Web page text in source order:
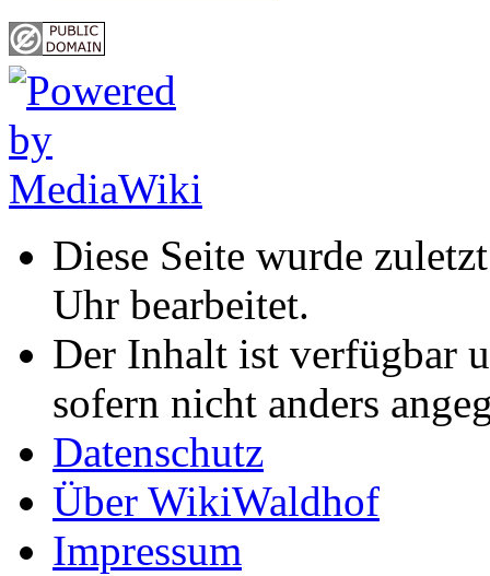
Diese Seite wurde
Uhr bearbeitet.
Der Inhalt ist verfügbar
sofern nicht anders
Datenschutz
Über WikiWaldhof
Impressum